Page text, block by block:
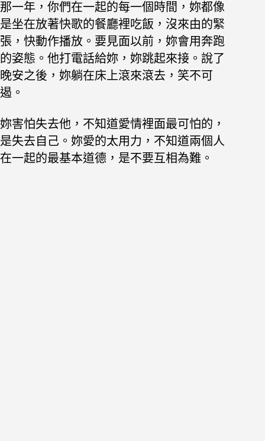
那一年，你們在一起的每一個時間，妳都像
是坐在放著快歌的餐廳裡吃飯，沒來由的緊
張，快動作播放。要見面以前，妳會用奔跑
的姿態。他打電話給妳，妳跳起來接。說了
晚安之後，妳躺在床上滾來滾去，笑不可
遏。
妳害怕失去他，不知道愛情裡面最可怕的，
是失去自己。妳愛的太用力，不知道兩個人
在一起的最基本道德，是不要互相為難。